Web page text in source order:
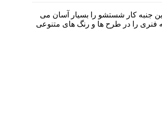
جنبه کار شستشو را بسیار آسان می
فنری را در طرح ها و رنگ های متنوعی